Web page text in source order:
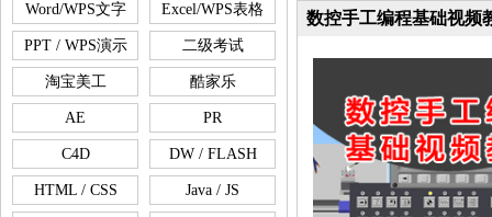
Word/WPS文字 Excel/WPS表格
PPT / WPS演示 二级考试
淘宝美工 酷家乐
AE PR
C4D DW / FLASH
HTML / CSS Java / JS
数控手工编程基础视频